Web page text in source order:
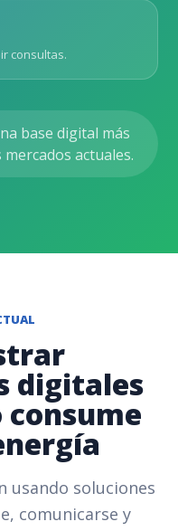
consultas.
base digital más
actuales.
digitales
consume
usando soluciones
comunicarse y